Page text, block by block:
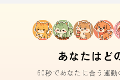
あなたはど
60秒であなたに合う運